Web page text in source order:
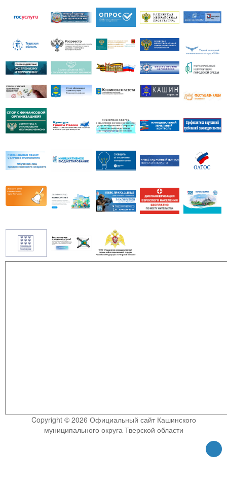
Copyright © 2026 Официальный сайт Кашинского
муниципального округа Тверской области